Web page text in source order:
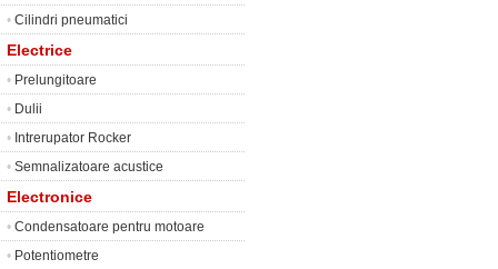
• Cilindri pneumatici
Electrice
• Prelungitoare
• Dulii
• Intrerupator Rocker
• Semnalizatoare acustice
Electronice
• Condensatoare pentru motoare
• Potentiometre